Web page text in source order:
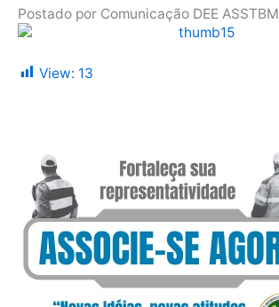
Postado por Comunicação DEE ASSTBM
View: 13